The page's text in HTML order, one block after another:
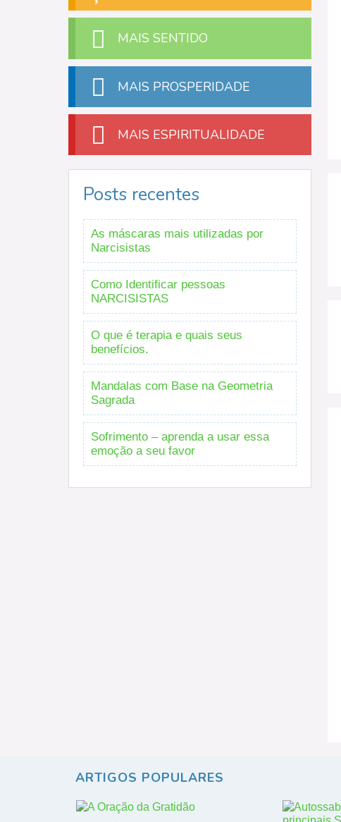
MAIS SENTIDO
MAIS PROSPERIDADE
MAIS ESPIRITUALIDADE
Posts recentes
As máscaras mais utilizadas por
Narcisistas
Como Identificar pessoas
NARCISISTAS
O que é terapia e quais seus
benefícios.
Mandalas com Base na Geometria
Sagrada
Sofrimento – aprenda a usar essa
emoção a seu favor
ARTIGOS POPULARES